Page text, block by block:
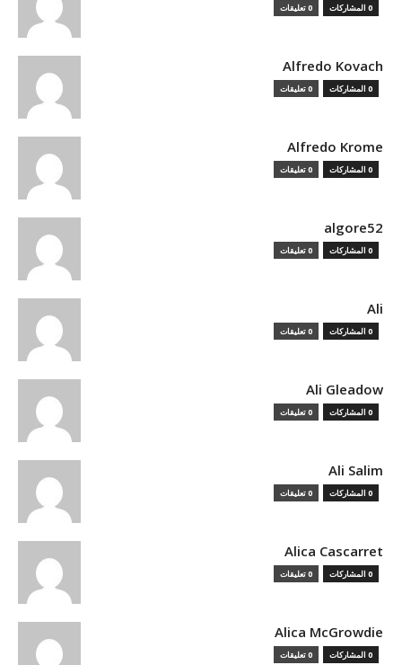
0 المشاركات 0 تعليقات
Alfredo Kovach
0 المشاركات 0 تعليقات
Alfredo Krome
0 المشاركات 0 تعليقات
algore52
0 المشاركات 0 تعليقات
Ali
0 المشاركات 0 تعليقات
Ali Gleadow
0 المشاركات 0 تعليقات
Ali Salim
0 المشاركات 0 تعليقات
Alica Cascarret
0 المشاركات 0 تعليقات
Alica McGrowdie
0 المشاركات 0 تعليقات